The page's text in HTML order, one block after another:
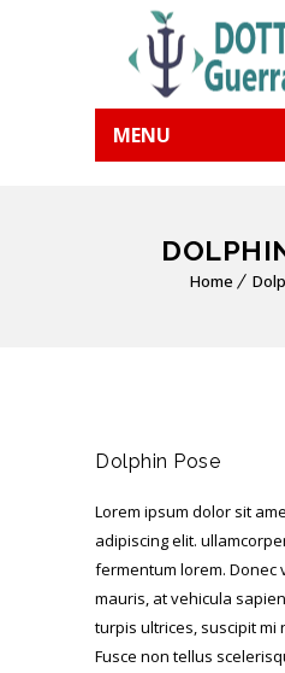
MENU
Home
Dolphin Pose
Lorem ipsum dolor sit
adipiscing elit.
fermentum lorem. Donec
mauris, at vehicula
turpis ultrices, suscipit mi
Fusce non tellus